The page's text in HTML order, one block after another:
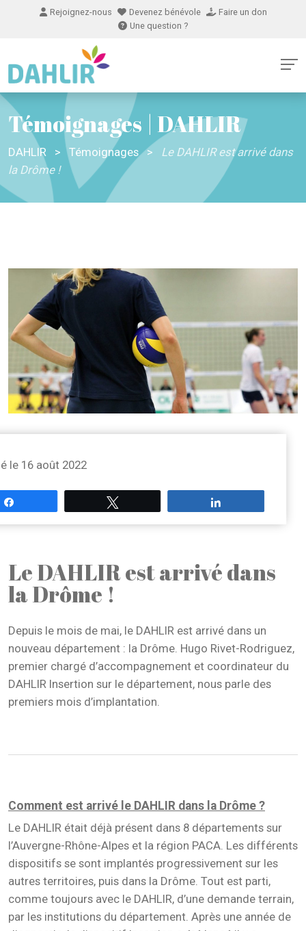
Rejoignez-nous Devenez bénévole
Faire un don
Une question ?
Témoignages | DAHLIR
DAHLIR > Témoignages >
Le DAHLIR est arrivé dans
la Drôme !
le 16 août 2022
Le DAHLIR est arrivé dans
la Drôme !
Depuis le mois de mai, le DAHLIR est arrivé dans un
nouveau département : la Drôme. Hugo Rivet-Rodriguez,
premier chargé d’accompagnement et coordinateur du
DAHLIR Insertion sur le département, nous parle des
premiers mois d’implantation.
Comment est arrivé le DAHLIR dans la Drôme ?
Le DAHLIR était déjà présent dans 8 départements sur
l’Auvergne-Rhône-Alpes et la région PACA. Les différents
dispositifs se sont implantés progressivement sur les
autres territoires, puis dans la Drôme. Tout est parti,
comme toujours avec le DAHLIR, d’une demande terrain,
par les institutions du département. Après une année de